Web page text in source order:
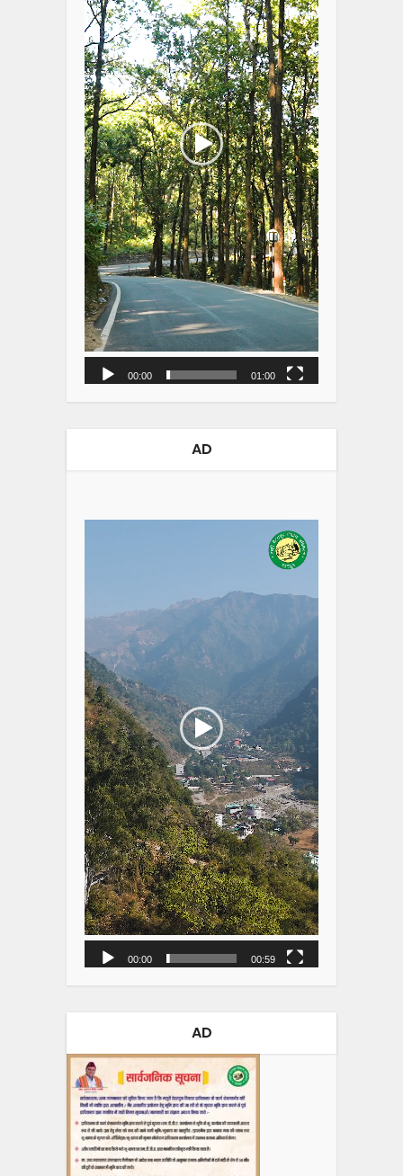
00:00 01:00
AD
Player
00:00 00:59
AD